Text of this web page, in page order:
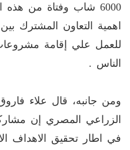
6000 شاب وفتاة من
اهمية التعاون المشترك
للعمل علي إقامة
الناس .
ومن جانبه، قال علاء
الزراعي المصري إن
في اطار تحقيق الاهداف